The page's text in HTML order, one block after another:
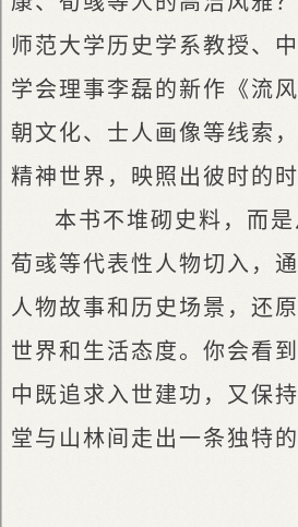
师范大学历史学系教授、
学会理事李磊的新作《流
朝文化、士人画像等线索
精神世界，映照出彼时的时
本书不堆砌史料，而是
荀彧等代表性人物切入，
人物故事和历史场景，还
世界和生活态度。你会看
中既追求入世建功，又保
堂与山林间走出一条独特的